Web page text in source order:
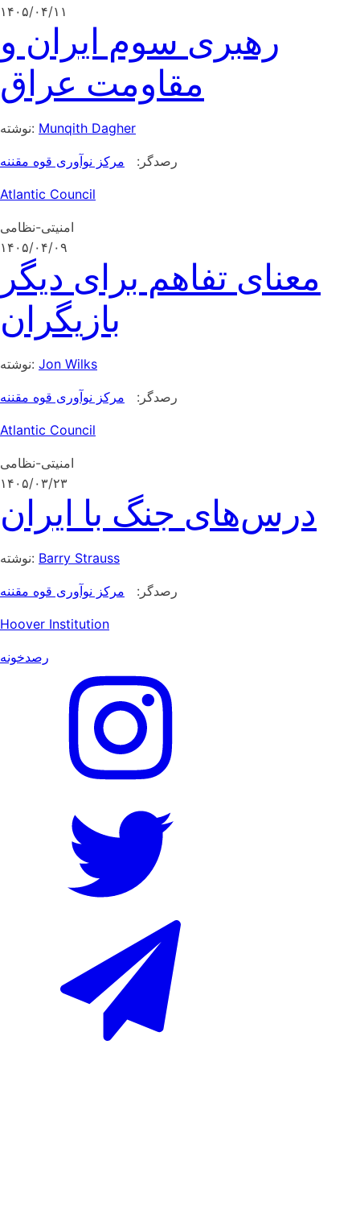
۱۴۰۵/۰۴/۱۱
رهبری سوم ایران و
مقاومت عراق
نوشته: Munqith Dagher
رصدگر: مرکز نوآوری قوه مقننه
Atlantic Council
امنیتی-نظامی
۱۴۰۵/۰۴/۰۹
معنای تفاهم برای دیگر
بازیگران
نوشته: Jon Wilks
رصدگر: مرکز نوآوری قوه مقننه
Atlantic Council
امنیتی-نظامی
۱۴۰۵/۰۳/۲۳
درس‌های جنگ با ایران
نوشته: Barry Strauss
رصدگر: مرکز نوآوری قوه مقننه
Hoover Institution
رصدخونه